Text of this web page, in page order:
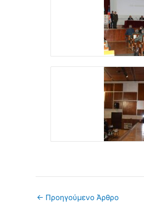
← Προηγούμενο Άρθρο